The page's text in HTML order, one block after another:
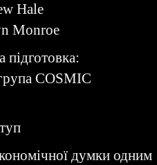
Hale
Monroe
підготовка:
COSMIC
думки одним